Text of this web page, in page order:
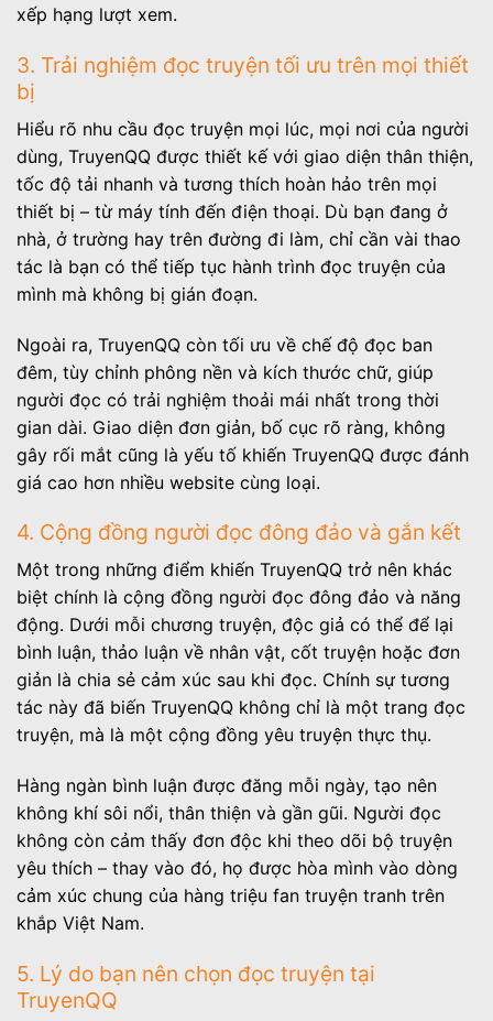
xếp hạng lượt xem.
3. Trải nghiệm đọc truyện tối ưu trên mọi thiết
bị
Hiểu rõ nhu cầu đọc truyện mọi lúc, mọi nơi của người
dùng, TruyenQQ được thiết kế với giao diện thân thiện,
tốc độ tải nhanh và tương thích hoàn hảo trên mọi
thiết bị – từ máy tính đến điện thoại. Dù bạn đang ở
nhà, ở trường hay trên đường đi làm, chỉ cần vài thao
tác là bạn có thể tiếp tục hành trình đọc truyện của
mình mà không bị gián đoạn.
Ngoài ra, TruyenQQ còn tối ưu về chế độ đọc ban
đêm, tùy chỉnh phông nền và kích thước chữ, giúp
người đọc có trải nghiệm thoải mái nhất trong thời
gian dài. Giao diện đơn giản, bố cục rõ ràng, không
gây rối mắt cũng là yếu tố khiến TruyenQQ được đánh
giá cao hơn nhiều website cùng loại.
4. Cộng đồng người đọc đông đảo và gắn kết
Một trong những điểm khiến TruyenQQ trở nên khác
biệt chính là cộng đồng người đọc đông đảo và năng
động. Dưới mỗi chương truyện, độc giả có thể để lại
bình luận, thảo luận về nhân vật, cốt truyện hoặc đơn
giản là chia sẻ cảm xúc sau khi đọc. Chính sự tương
tác này đã biến TruyenQQ không chỉ là một trang đọc
truyện, mà là một cộng đồng yêu truyện thực thụ.
Hàng ngàn bình luận được đăng mỗi ngày, tạo nên
không khí sôi nổi, thân thiện và gần gũi. Người đọc
không còn cảm thấy đơn độc khi theo dõi bộ truyện
yêu thích – thay vào đó, họ được hòa mình vào dòng
cảm xúc chung của hàng triệu fan truyện tranh trên
khắp Việt Nam.
5. Lý do bạn nên chọn đọc truyện tại
TruyenQQ